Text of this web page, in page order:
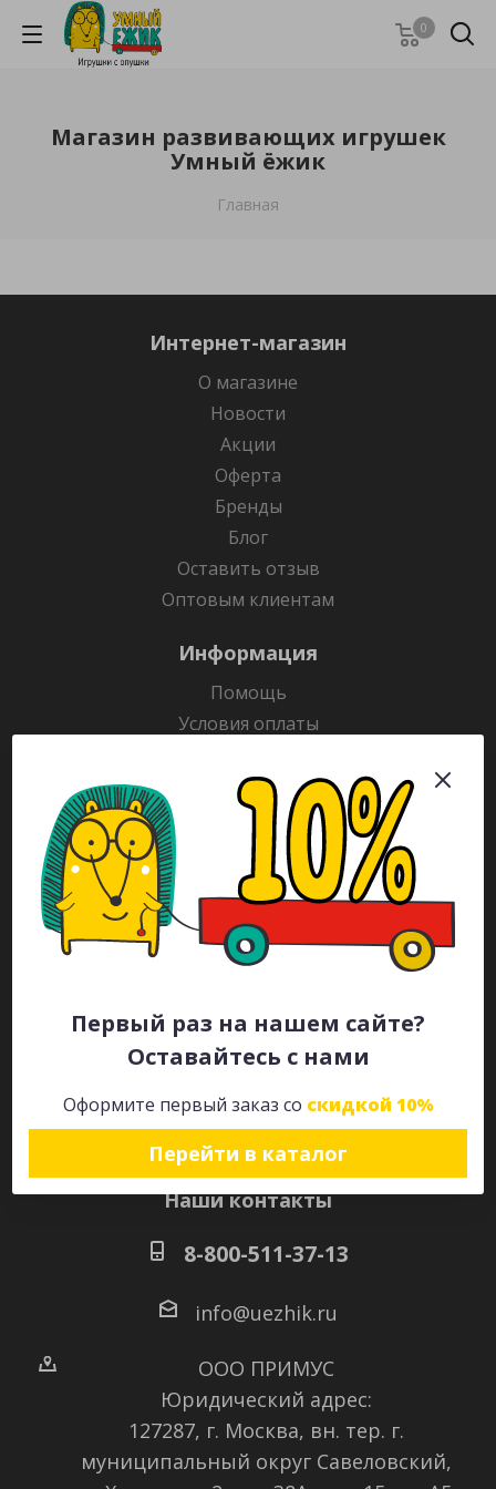
Первый раз на нашем сайте?
Оставайтесь с нами
Оформите первый заказ со скидкой 10%
Перейти в каталог
0
Магазин развивающих игрушек
Умный ёжик
Главная
Интернет-магазин
О магазине
Новости
Акции
Оферта
Бренды
Блог
Оставить отзыв
Оптовым клиентам
Информация
Помощь
Условия оплаты
Гарантия на товар
Раскраски
Рекламодателям
Каталог
Будьте всегда в курсе!
Наши контакты
8-800-511-37-13
info@uezhik.ru
ООО ПРИМУС
Юридический адрес:
127287, г. Москва, вн. тер. г.
муниципальный округ Савеловский,